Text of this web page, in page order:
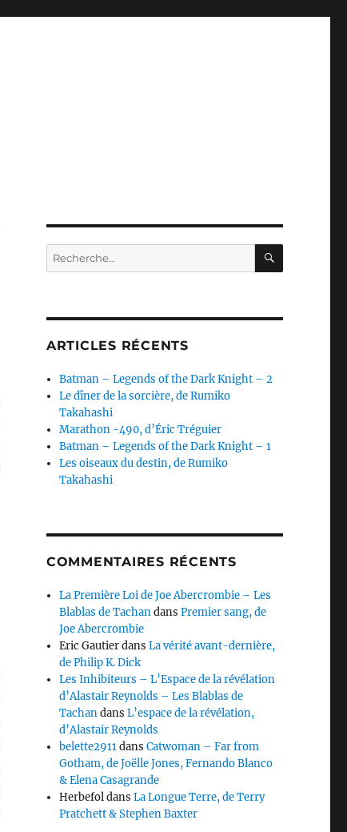
Recherche
pour :
ARTICLES RÉCENTS
Batman – Legends of the Dark Knight – 2
Le dîner de la sorcière, de Rumiko
Takahashi
Marathon -490, d’Éric Tréguier
Batman – Legends of the Dark Knight – 1
Les oiseaux du destin, de Rumiko
Takahashi
COMMENTAIRES RÉCENTS
La Première Loi de Joe Abercrombie – Les
Blablas de TachandansPremier sang, de
Joe Abercrombie
Eric GautierdansLa vérité avant-dernière,
de Philip K. Dick
Les Inhibiteurs – L’Espace de la révélation
d’Alastair Reynolds – Les Blablas de
TachandansL’espace de la révélation,
d’Alastair Reynolds
belette2911dansCatwoman – Far from
Gotham, de Joëlle Jones, Fernando Blanco
& Elena Casagrande
HerbefoldansLa Longue Terre, de Terry
Pratchett & Stephen Baxter